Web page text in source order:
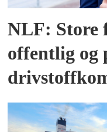
NLF: Store
offentlig og